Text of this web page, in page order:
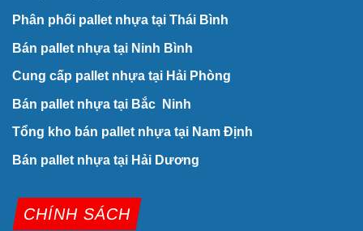
Phân phối pallet nhựa tại Thái Bình
Bán pallet nhựa tại Ninh Bình
Cung cấp pallet nhựa tại Hải Phòng
Bán pallet nhựa tại Bắc Ninh
Tổng kho bán pallet nhựa tại Nam Định
Bán pallet nhựa tại Hải Dương
CHÍNH SÁCH